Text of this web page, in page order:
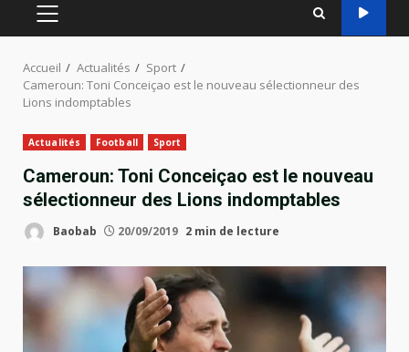
MENU
PRINCIPAL
Accueil Actualités
Sport
Cameroun: Toni Conceiçao est le nouveau sélectionneur des
Lions indomptables
Actualités Football Sport
Cameroun: Toni Conceiçao est le nouveau
sélectionneur des Lions indomptables
Baobab 20/09/2019 2 min de lecture